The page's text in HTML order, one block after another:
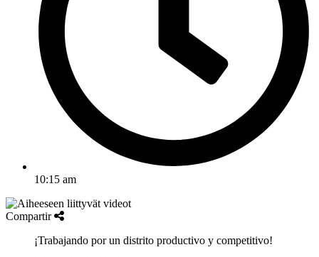
10:15 am
Compartir
¡Trabajando por un distrito productivo y competitivo!